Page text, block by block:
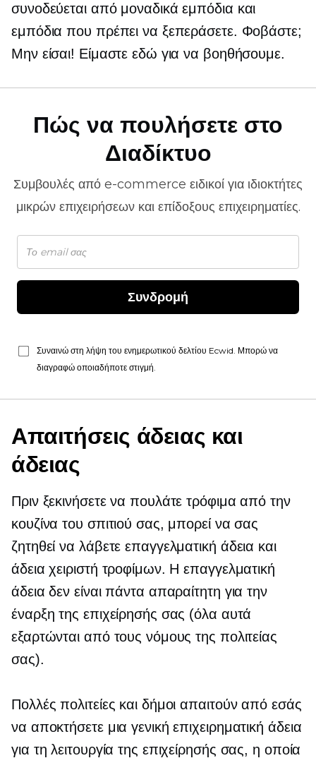
συνοδεύεται από μοναδικά εμπόδια και
εμπόδια που πρέπει να ξεπεράσετε. Φοβάστε;
Μην είσαι! Είμαστε εδώ για να βοηθήσουμε.
Πώς να πουλήσετε στο
Διαδίκτυο
Συμβουλές από e-commerce ειδικοί για ιδιοκτήτες
μικρών επιχειρήσεων και επίδοξους επιχειρηματίες.
Συνδρομή
Συναινώ στη λήψη του ενημερωτικού δελτίου Ecwid. Μπορώ να
διαγραφώ οποιαδήποτε στιγμή.
Απαιτήσεις άδειας και
άδειας
Πριν ξεκινήσετε να πουλάτε τρόφιμα από την
κουζίνα του σπιτιού σας, μπορεί να σας
ζητηθεί να λάβετε επαγγελματική άδεια και
άδεια χειριστή τροφίμων. Η επαγγελματική
άδεια δεν είναι πάντα απαραίτητη για την
έναρξη της επιχείρησής σας (όλα αυτά
εξαρτώνται από τους νόμους της πολιτείας
σας).
Πολλές πολιτείες και δήμοι απαιτούν από εσάς
να αποκτήσετε μια γενική επιχειρηματική άδεια
για τη λειτουργία της επιχείρησής σας, η οποία